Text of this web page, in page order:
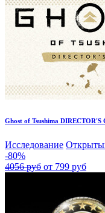
Ghost of Tsushima DIRECTOR'S
Исследование
-80%
4056 руб от 799 руб